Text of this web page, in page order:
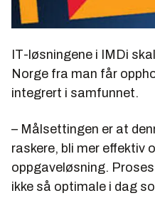
IT-løsningene i IMDi
Norge fra man får
integrert i samfunnet.
– Målsettingen er at
raskere, bli mer effektiv
oppgaveløsning.
ikke så optimale i dag